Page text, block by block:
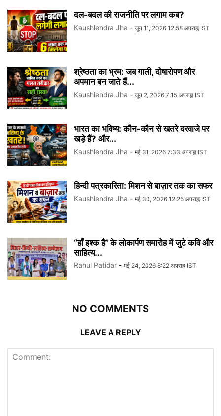
दल-बदल की राजनीति पर लगाम कब?
Kaushlendra Jha - जून 11, 2026 12:58 अपराह्न IST
श्रेष्ठता का भ्रम: जब गाली, दोषारोपण और
अपमान बन जाते हैं...
Kaushlendra Jha - जून 2, 2026 7:15 अपराह्न IST
भारत का भविष्य: कौन-कौन से खतरे दरवाजे पर
खड़े हैं? और...
Kaushlendra Jha - मई 31, 2026 7:33 अपराह्न IST
हिन्दी पत्रकारिता: मिशन से बाज़ार तक का सफर
Kaushlendra Jha - मई 30, 2026 12:25 अपराह्न IST
“हाँ इश्क है” के लोकार्पण समारोह में जुटे कवि और
साहित्य...
Rahul Patidar - मई 24, 2026 8:22 अपराह्न IST
NO COMMENTS
LEAVE A REPLY